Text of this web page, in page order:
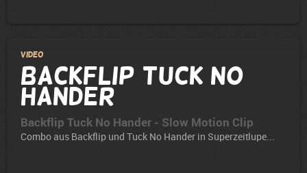
Video
Backflip Tuck No
Hander
Backflip Tuck No Hander - Slow Motion Clip
Combo aus Backflip und Tuck No Hander in Superzeitlupe...